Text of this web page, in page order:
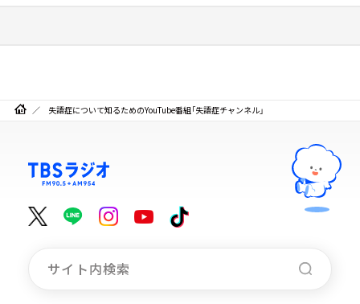
失語症について知るためのYouTube番組「失語症チャンネル」